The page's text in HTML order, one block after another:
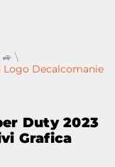
\
Logo Decalcomanie
Duty 2023
Grafica